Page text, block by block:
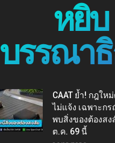
หยิบ
บรรณา
CAAT ย้ำ! กฎให
ไม่แจ้ง เฉพาะกร
พบสิ่งของต้องสง
ต.ค. 69 นี้